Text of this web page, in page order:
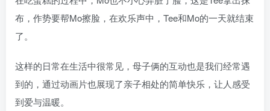
布，作势要帮Mo擦脸，在欢乐声中，Tee和Mo的一天就结束
了。
这样的日常在生活中很常见，母子俩的互动也是我们经常遇
到的，通过动画片也展现了亲子相处的简单快乐，让人感受
到爱与温暖。